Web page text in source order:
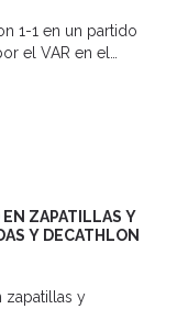
1-1 en un partido
el VAR en el
EN ZAPATILLAS Y
Y DECATHLON
zapatillas y